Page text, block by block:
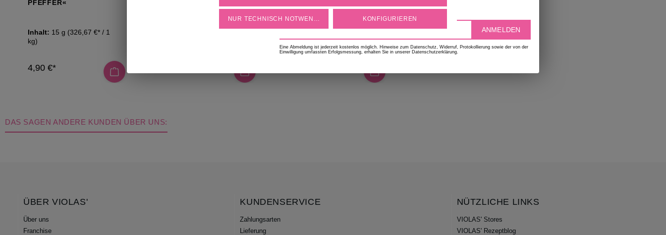
PFEFFER«
Inhalt: 15 g (326,67 €* / 1
kg)
4,90 €*
kg)
DAS SAGEN ANDERE KUNDEN ÜBER UNS:
ÜBER VIOLAS'
Über uns
Franchise
KUNDENSERVICE
Zahlungsarten
Lieferung
NÜTZLICHE LINKS
VIOLAS' Stores
VIOLAS' Rezeptblog
ANMELDEN
Eine Abmeldung ist jederzeit kostenlos möglich. Hinweise zum Datenschutz, Widerruf, Protokollierung sowie der von der
Einwilligung umfassten Erfolgsmessung, erhalten Sie in unserer Datenschutzerklärung.
NUR TECHNISCH NOTWENDIGE KONFIGURIEREN